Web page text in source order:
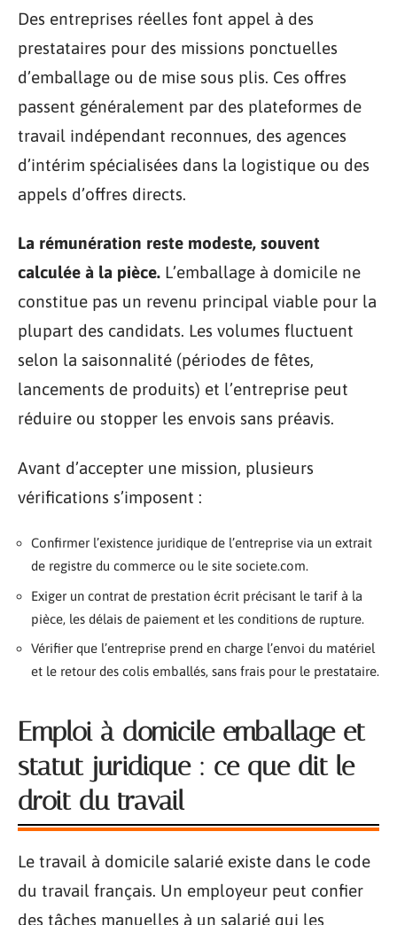
Des entreprises réelles font appel à des
prestataires pour des missions ponctuelles
d’emballage ou de mise sous plis. Ces offres
passent généralement par des plateformes de
travail indépendant reconnues, des agences
d’intérim spécialisées dans la logistique ou des
appels d’offres directs.
La rémunération reste modeste, souvent
calculée à la pièce. L’emballage à domicile ne
constitue pas un revenu principal viable pour la
plupart des candidats. Les volumes fluctuent
selon la saisonnalité (périodes de fêtes,
lancements de produits) et l’entreprise peut
réduire ou stopper les envois sans préavis.
Avant d’accepter une mission, plusieurs
vérifications s’imposent :
Confirmer l’existence juridique de l’entreprise via un extrait
de registre du commerce ou le site societe.com.
Exiger un contrat de prestation écrit précisant le tarif à la
pièce, les délais de paiement et les conditions de rupture.
Vérifier que l’entreprise prend en charge l’envoi du matériel
et le retour des colis emballés, sans frais pour le prestataire.
Emploi à domicile emballage et
statut juridique : ce que dit le
droit du travail
Le travail à domicile salarié existe dans le code
du travail français. Un employeur peut confier
des tâches manuelles à un salarié qui les